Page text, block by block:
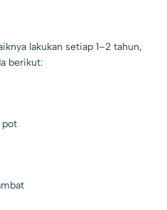
lakukan setiap 1–2 tahun,
berikut:
pot